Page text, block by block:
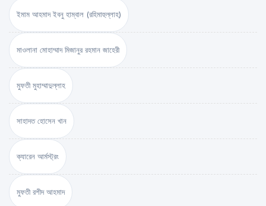
ইমাম আহমাদ ইবনু হাম্বাল (রহিমাহুল্লাহ)
মাওলানা মোহাম্মাদ মিজানুর রহমান জাহেরী
মুফতী মুহাম্মাদুল্লাহ
সাহাদত হোসেন খান
ক্যারেন আর্মস্ট্রং
মুফতী রশীদ আহমাদ